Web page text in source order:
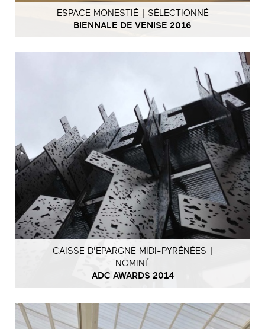
ESPACE MONESTIÉ | SÉLECTIONNÉ
BIENNALE DE VENISE 2016
CAISSE D'EPARGNE MIDI-PYRÉNÉES |
NOMINÉ
ADC AWARDS 2014